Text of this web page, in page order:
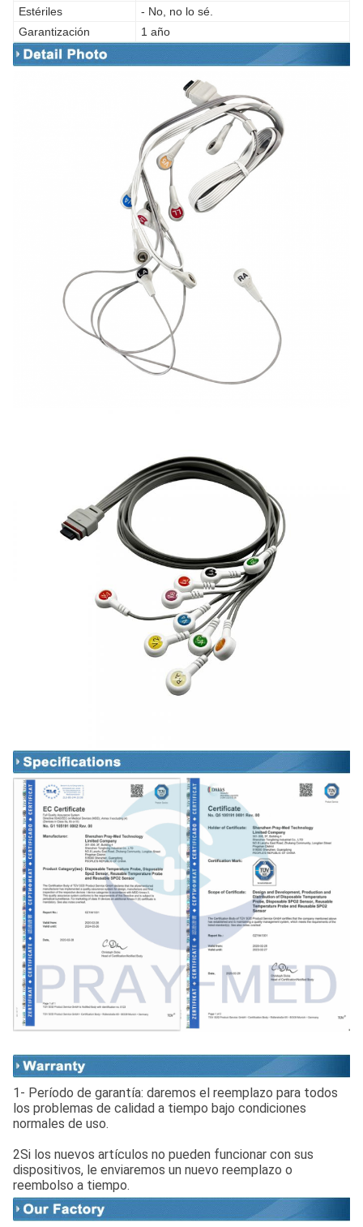
Estériles
- No, no lo sé.
Garantización
1 año
1- Período de garantía: daremos el reemplazo para todos
los problemas de calidad a tiempo bajo condiciones
normales de uso.
2Si los nuevos artículos no pueden funcionar con sus
dispositivos, le enviaremos un nuevo reemplazo o
reembolso a tiempo.